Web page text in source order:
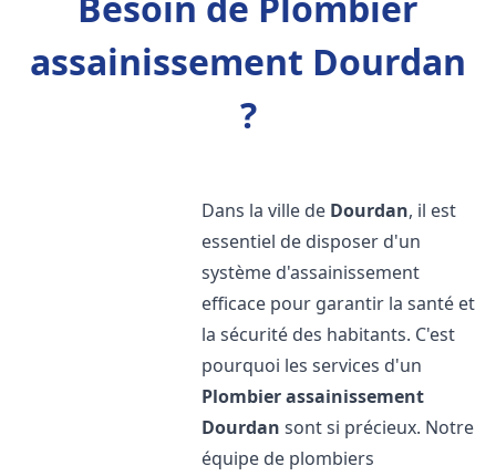
assainissement Dourdan
?
Dans la ville de Dourdan, il est
essentiel de disposer d'un
système d'assainissement
efficace pour garantir la santé et
la sécurité des habitants. C'est
pourquoi les services d'un
Plombier assainissement
Dourdan sont si précieux. Notre
équipe de plombiers